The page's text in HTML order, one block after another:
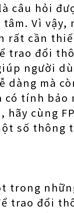
câu hỏi
Vì vậy,
rất cần
trao đổi
người
dàng mà
có tính bảo
hãy cùng
số thông
trong
trao đổi